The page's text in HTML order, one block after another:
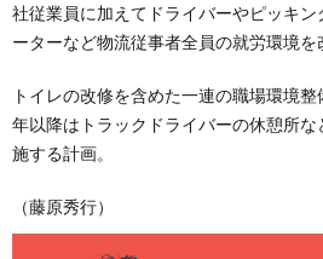
社従業員に加えてドライバーやピッキ
ーターなど物流従事者全員の就労環境を
トイレの改修を含めた一連の職場環境
年以降はトラックドライバーの休憩所
施する計画。
（藤原秀行）